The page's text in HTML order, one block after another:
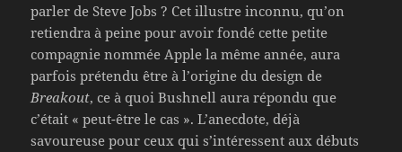
parler de Steve Jobs ? Cet illustre inconnu, qu’on
retiendra à peine pour avoir fondé cette petite
compagnie nommée Apple la même année, aura
parfois prétendu être à l’origine du design de
Breakout, ce à quoi Bushnell aura répondu que
c’était « peut-être le cas ». L’anecdote, déjà
savoureuse pour ceux qui s’intéressent aux débuts